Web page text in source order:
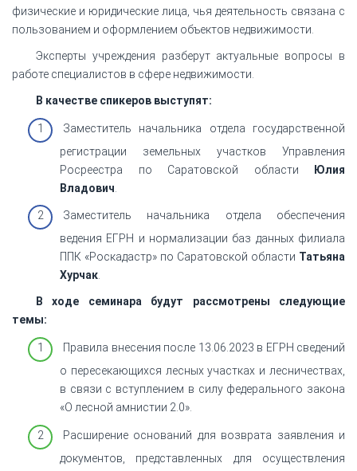
физические и юридические лица, чья деятельность связана с
пользованием и оформлением объектов недвижимости.
Эксперты учреждения разберут актуальные вопросы в
работе специалистов в сфере недвижимости.
В качестве спикеров выступят:
Заместитель начальника отдела государственной
регистрации земельных участков Управления
Росреестра по Саратовской области Юлия
Владович
Заместитель начальника отдела обеспечения
ведения ЕГРН и нормализации баз данных филиала
ППК «Роскадастр» по Саратовской области Татьяна
Хурчак.
В ходе семинара будут рассмотрены следующие
темы:
Правила внесения после 13.06.2023 в ЕГРН сведений
о пересекающихся лесных участках и лесничествах,
в связи с вступлением в силу федерального закона
«О лесной амнистии 2.0».
Расширение оснований для возврата заявления и
документов, представленных для осуществления